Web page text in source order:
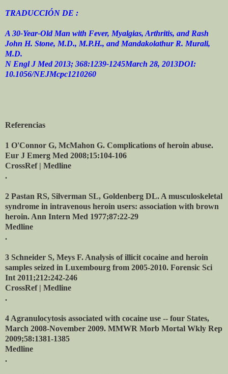
TRADUCCIÓN DE :
A 30-Year-Old Man with Fever, Myalgias, Arthritis, and Rash
John H. Stone, M.D., M.P.H., and Mandakolathur R. Murali,
M.D.
N Engl J Med 2013; 368:1239-1245March 28, 2013DOI:
10.1056/NEJMcpc1210260
Referencias
1 O'Connor G, McMahon G. Complications of heroin abuse.
Eur J Emerg Med 2008;15:104-106
CrossRef | Medline
.
2 Pastan RS, Silverman SL, Goldenberg DL. A musculoskeletal
syndrome in intravenous heroin users: association with brown
heroin. Ann Intern Med 1977;87:22-29
Medline
.
3 Schneider S, Meys F. Analysis of illicit cocaine and heroin
samples seized in Luxembourg from 2005-2010. Forensic Sci
Int 2011;212:242-246
CrossRef | Medline
.
4 Agranulocytosis associated with cocaine use -- four States,
March 2008-November 2009. MMWR Morb Mortal Wkly Rep
2009;58:1381-1385
Medline
.